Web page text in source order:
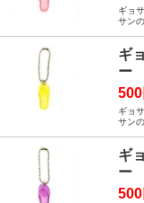
ギョ
サン
ギ
ー
ギョ
サン
ギ
ー